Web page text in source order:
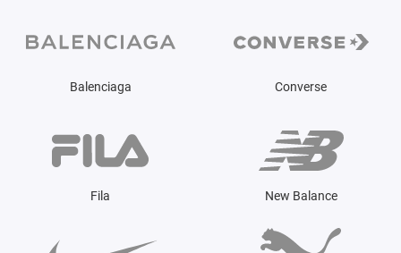
Balenciaga Converse
Fila New Balance